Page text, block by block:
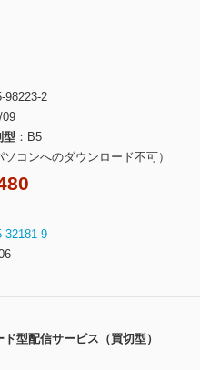
98223-2
09
型
B5
ソコンへのダウンロード不可）
32181-9
ド型配信サービス（買切型）